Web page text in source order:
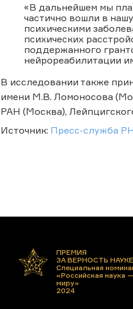
«В дальнейшем мы
частично вошли в
психическими
психических
поддержанного
нейрореабилитации
В исследовании также
имени М.В. Ломоносова
РАН (Москва),
Источник: Пресс-служба
ПРЕМИЯ
ЗА ВЕРНОСТЬ НАУКЕ
Специальная
«Российская наука —
миру»
2024